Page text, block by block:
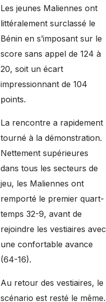
Les jeunes Maliennes ont
littéralement surclassé le
Bénin en s’imposant sur le
score sans appel de 124 à
20, soit un écart
impressionnant de 104
points.
La rencontre a rapidement
tourné à la démonstration.
Nettement supérieures
dans tous les secteurs de
jeu, les Maliennes ont
remporté le premier quart-
temps 32-9, avant de
rejoindre les vestiaires avec
une confortable avance
(64-16).
Au retour des vestiaires, le
scénario est resté le même.